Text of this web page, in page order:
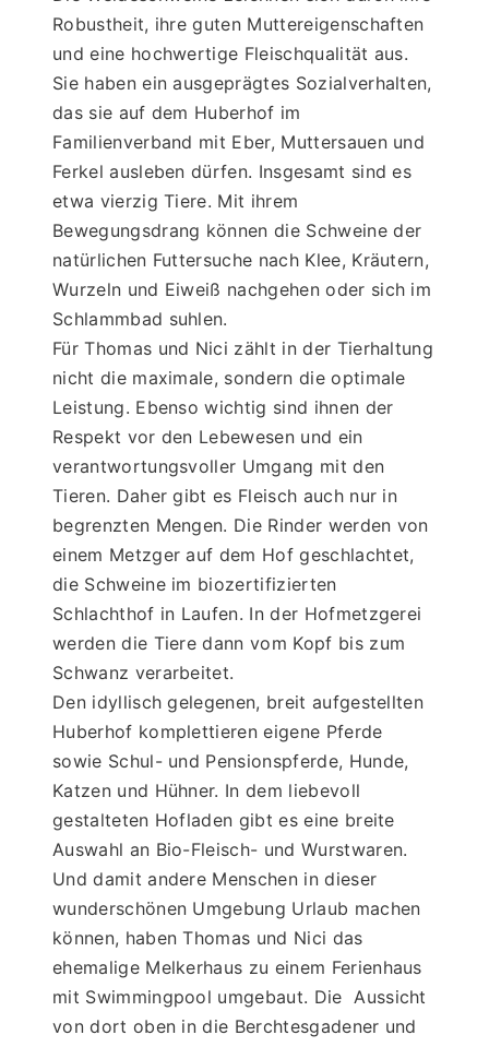
Robustheit, ihre guten Muttereigenschaften
und eine hochwertige Fleischqualität aus.
Sie haben ein ausgeprägtes Sozialverhalten,
das sie auf dem Huberhof im
Familienverband mit Eber, Muttersauen und
Ferkel ausleben dürfen. Insgesamt sind es
etwa vierzig Tiere. Mit ihrem
Bewegungsdrang können die Schweine der
natürlichen Futtersuche nach Klee, Kräutern,
Wurzeln und Eiweiß nachgehen oder sich im
Schlammbad suhlen.
Für Thomas und Nici zählt in der Tierhaltung
nicht die maximale, sondern die optimale
Leistung. Ebenso wichtig sind ihnen der
Respekt vor den Lebewesen und ein
verantwortungsvoller Umgang mit den
Tieren. Daher gibt es Fleisch auch nur in
begrenzten Mengen. Die Rinder werden von
einem Metzger auf dem Hof geschlachtet,
die Schweine im biozertifizierten
Schlachthof in Laufen. In der Hofmetzgerei
werden die Tiere dann vom Kopf bis zum
Schwanz verarbeitet.
Den idyllisch gelegenen, breit aufgestellten
Huberhof komplettieren eigene Pferde
sowie Schul- und Pensionspferde, Hunde,
Katzen und Hühner. In dem liebevoll
gestalteten Hofladen gibt es eine breite
Auswahl an Bio-Fleisch- und Wurstwaren.
Und damit andere Menschen in dieser
wunderschönen Umgebung Urlaub machen
können, haben Thomas und Nici das
ehemalige Melkerhaus zu einem Ferienhaus
mit Swimmingpool umgebaut. Die  Aussicht
von dort oben in die Berchtesgadener und